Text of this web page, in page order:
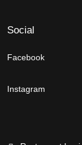
Social
Facebook
Instagram